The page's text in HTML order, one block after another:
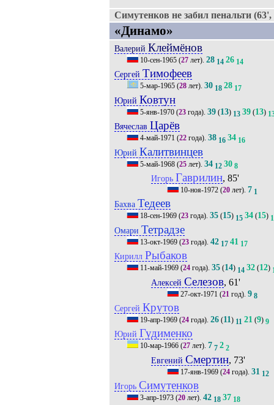
Симутенков не забил пенальти (63',
«Динамо»
Валерий Клеймёнов
10-сен-1965(27лет). 28 14 26 14
Сергей Тимофеев
5-мар-1965(28лет). 30 18 28 17
Юрий Ковтун
5-янв-1970(23года). 39(13) 13 39(13)
Вячеслав Царёв
4-май-1971 (22года). 38 16 34 16
Юрий Калитвинцев
5-май-1968(25лет). 34 12 30 8
Игорь Гаврилин, 85'
10-ноя-1972 (20 лет).7 1
Бахва Тедеев
18-сен-1969(23года). 35(15) 15 34(15)
Омари Тетрадзе
13-окт-1969(23года). 42 17 41 17
Кирилл Рыбаков
11-май-1969(24года). 35(14) 14 32(12)
Алексей Селезов, 61'
27-окт-1971 (21 год).9 8
Сергей Крутов
19-апр-1969(24года). 26(11) 11 21(9) 9
Юрий Гудименко
10-мар-1966(27лет). 7 7 2 2
Евгений Смертин, 73'
17-янв-1969 (24 года).31 12
Игорь Симутенков
3-апр-1973(20лет). 42 18 37 18